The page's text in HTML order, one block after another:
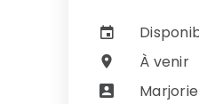
À venir